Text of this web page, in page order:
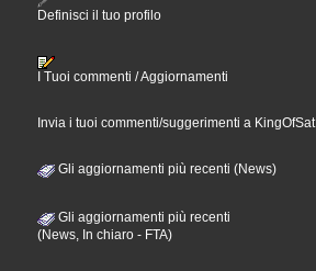
Definisci il tuo profilo
I Tuoi commenti / Aggiornamenti
Invia i tuoi commenti/suggerimenti a KingOfSat
Gli aggiornamenti più recenti (News)
Gli aggiornamenti più recenti
(News, In chiaro - FTA)